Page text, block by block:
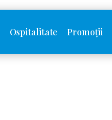
Ospitalitate Promoții